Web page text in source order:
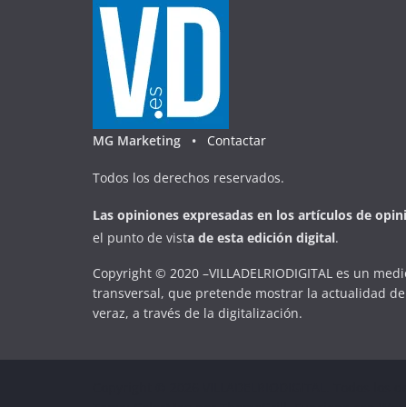
MG Marketing • Contactar
Todos los derechos reservados.
Las opiniones expresadas en los artículos de
el punto de vista de esta edición digital.
Copyright © 2020 –VILLADELRIODIGITAL es un
transversal, que pretende mostrar la actualidad
veraz, a través de la digitalización.